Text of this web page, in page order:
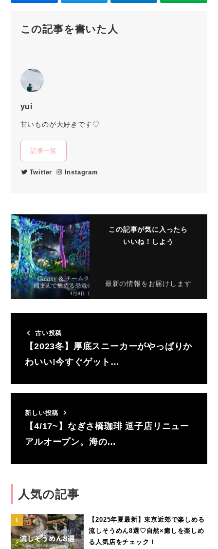
この記事を書いた人
yui
甘いものが大好きです♡
記事一覧
Twitter Instagram
この記事が気に入ったら
いいね！しよう
最新の情報をお届けします
古い投稿
【2023冬】厚底スニーカーがやっぱりか
わいい!今すぐゲット…
新しい投稿
【4/17~】なぎさ橋珈琲 逗子店リニュー
アルオープン。海の…
人気の記事
【2025年夏最新】東京近郊で楽しめる
流しそうめん8選♡自然×癒しを楽しめ
る人気店をチェック！